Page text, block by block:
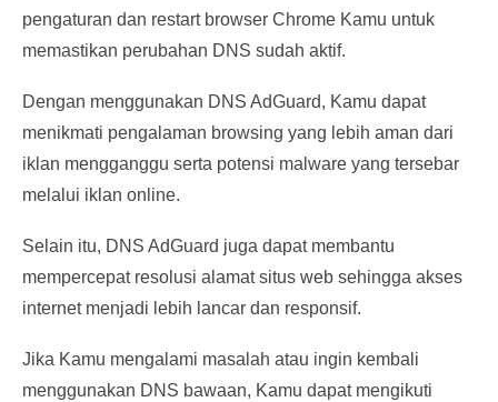
pengaturan dan restart browser Chrome Kamu untuk
memastikan perubahan DNS sudah aktif.
Dengan menggunakan DNS AdGuard, Kamu dapat
menikmati pengalaman browsing yang lebih aman dari
iklan mengganggu serta potensi malware yang tersebar
melalui iklan online.
Selain itu, DNS AdGuard juga dapat membantu
mempercepat resolusi alamat situs web sehingga akses
internet menjadi lebih lancar dan responsif.
Jika Kamu mengalami masalah atau ingin kembali
menggunakan DNS bawaan, Kamu dapat mengikuti